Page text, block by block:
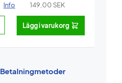
Info 149,00 SEK
Lägg i varukorg
Betalningmetoder